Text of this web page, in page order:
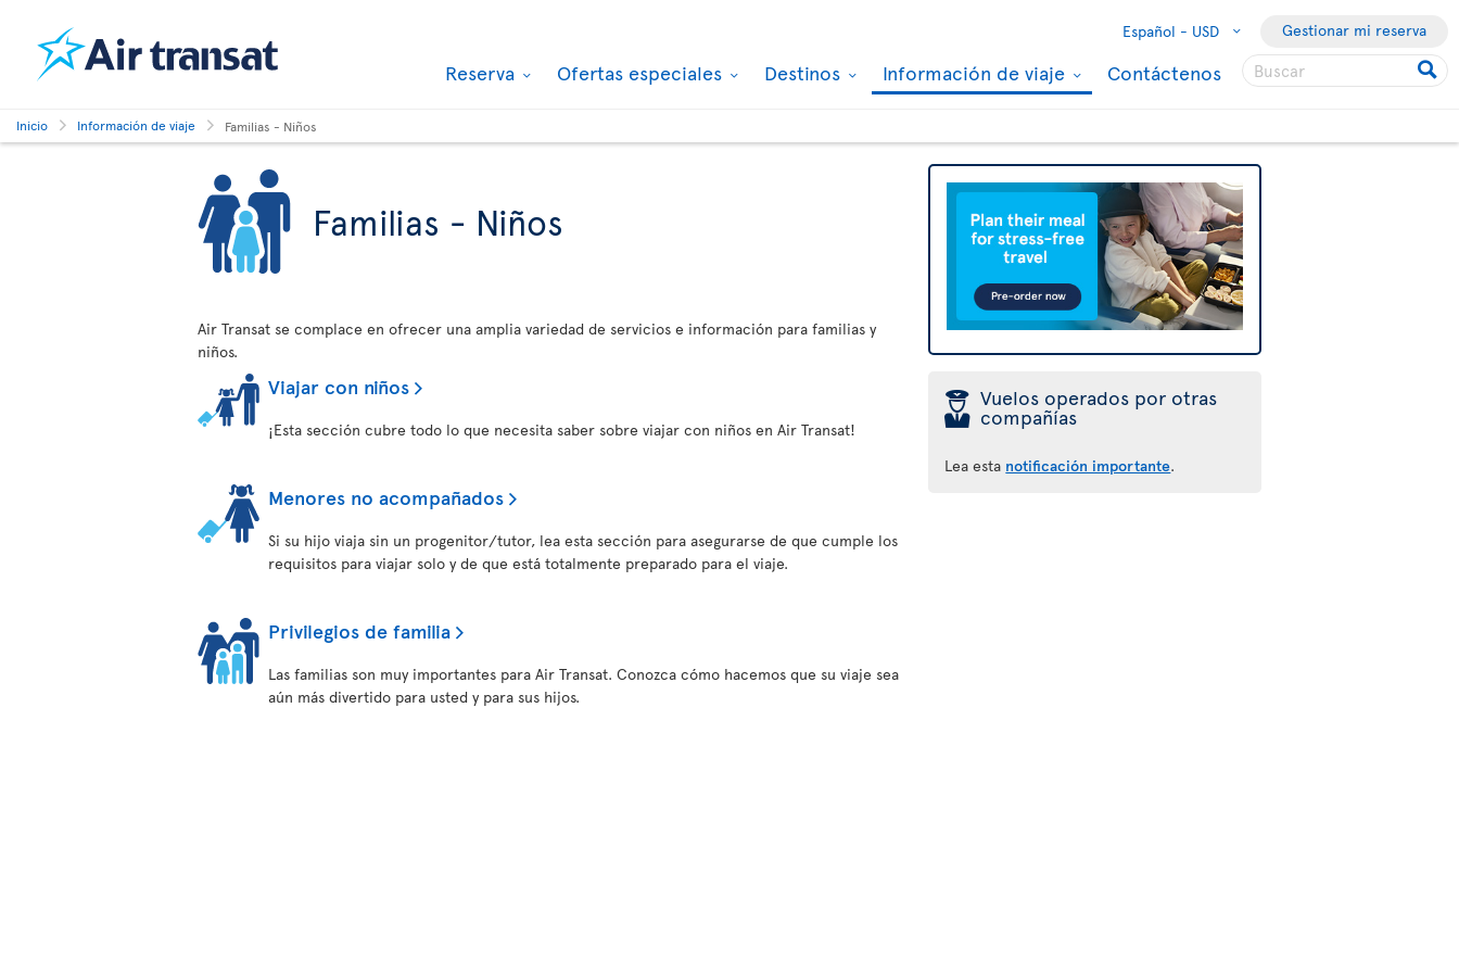
Español - USD Gestionar mi reserva
Reserva Ofertas especiales Destinos Información de viaje Contáctenos
Inicio Información de viaje Familias - Niños
Familias - Niños
Air Transat se complace en ofrecer una amplia variedad de servicios e información para familias y
niños.
Viajar con niños
¡Esta sección cubre todo lo que necesita saber sobre viajar con niños en Air Transat!
Menores no acompañados
Si su hijo viaja sin un progenitor/tutor, lea esta sección para asegurarse de que cumple los
requisitos para viajar solo y de que está totalmente preparado para el viaje.
Privilegios de familia
Las familias son muy importantes para Air Transat. Conozca cómo hacemos que su viaje sea
aún más divertido para usted y para sus hijos.
þ Vuelos operados por otras
compañías
Lea esta notificación importante.